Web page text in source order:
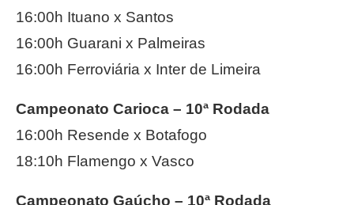
16:00h Ituano x Santos
16:00h Guarani x Palmeiras
16:00h Ferroviária x Inter de Limeira
Campeonato Carioca – 10ª Rodada
16:00h Resende x Botafogo
18:10h Flamengo x Vasco
Campeonato Gaúcho – 10ª Rodada